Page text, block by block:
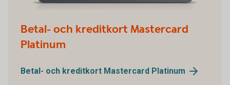
Betal- och kreditkort Mastercard
Platinum
Betal- och kreditkort Mastercard Platinum